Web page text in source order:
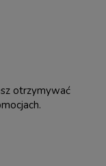
otrzymywać